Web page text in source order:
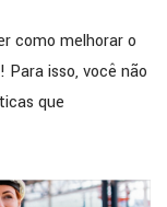
como melhorar o
isso, você não
que